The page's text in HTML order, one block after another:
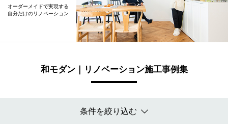
オーダーメイドで実現する
自分だけのリノベーション
和モダン｜リノベーション施工事例集
条件を絞り込む